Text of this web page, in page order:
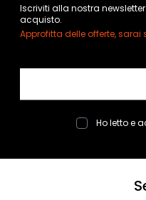
Iscriviti alla nostra
acquisto.
Approfitta delle offerte,
Ho letto e